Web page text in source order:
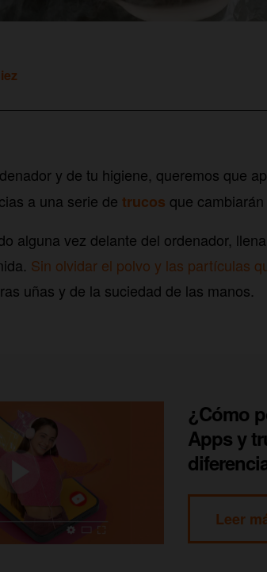
y de tu higiene, queremos que
a una serie de trucos que
alguna vez delante del ordenador,
Sin olvidar el polvo y las partículas
uñas y de la suciedad de las manos.
¿Cómo
Apps y
Leer